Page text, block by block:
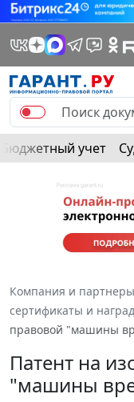
Бюджетный учет
Компания и партнеры
сертификаты и
правовой "машины
Патент на
"машины